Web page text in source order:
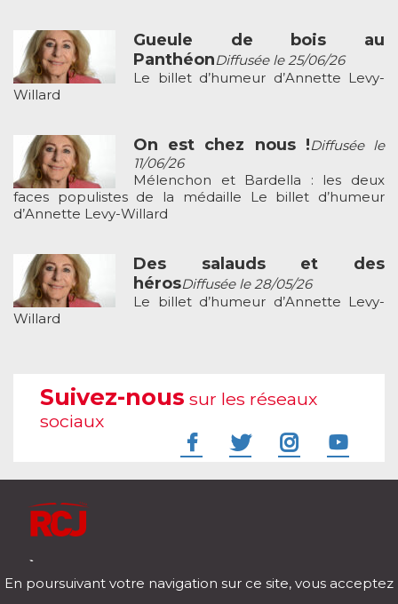
Gueule de bois au
PanthéonDiffusée le 25/06/26
Le billet d’humeur d’Annette Levy-
Willard
On est chez nous !Diffusée le
11/06/26
Mélenchon et Bardella : les deux
faces populistes de la médaille Le billet d’humeur
d’Annette Levy-Willard
Des salauds et des
hérosDiffusée le 28/05/26
Le billet d’humeur d’Annette Levy-
Willard
Suivez-nous sur les réseaux
sociaux
Télécharger notre application pour iOs et Android
En poursuivant votre navigation sur ce site, vous acceptez